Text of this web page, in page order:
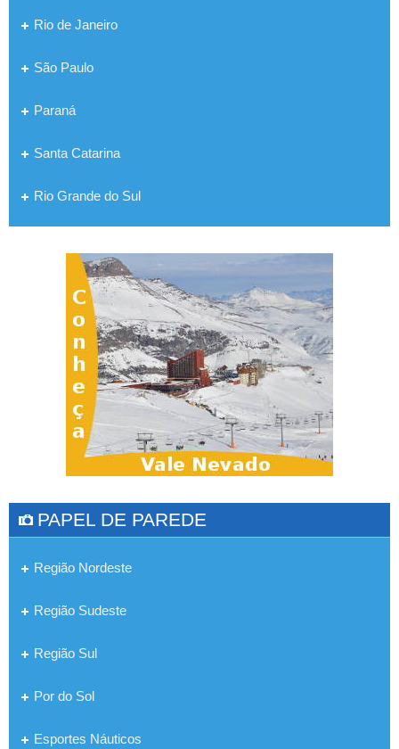
Rio de Janeiro
São Paulo
Paraná
Santa Catarina
Rio Grande do Sul
PAPEL DE PAREDE
Região Nordeste
Região Sudeste
Região Sul
Por do Sol
Esportes Náuticos